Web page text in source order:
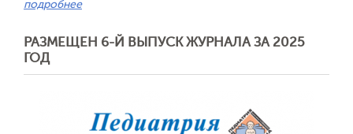
подробнее
РАЗМЕЩЕН 6-Й ВЫПУСК ЖУРНАЛА ЗА 2025
ГОД